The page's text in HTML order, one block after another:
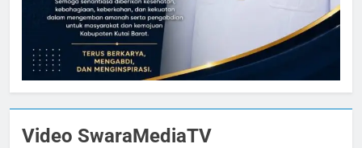
Video SwaraMediaTV